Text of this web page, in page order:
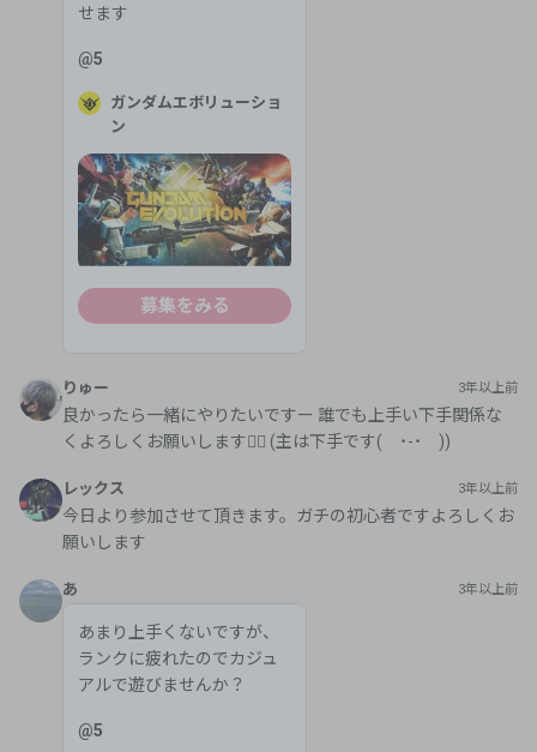
せます
@5
ガンダムエボリューショ
ン
募集をみる
りゅー 3年以上前
良かったら一緒にやりたいですー 誰でも上手い下手関係な
くよろしくお願いします🙇‍♂️ (主は下手です( ˙-˙ ))
レックス 3年以上前
今日より参加させて頂きます。ガチの初心者ですよろしくお
願いします
あ 3年以上前
あまり上手くないですが、
ランクに疲れたのでカジュ
アルで遊びませんか？
@5